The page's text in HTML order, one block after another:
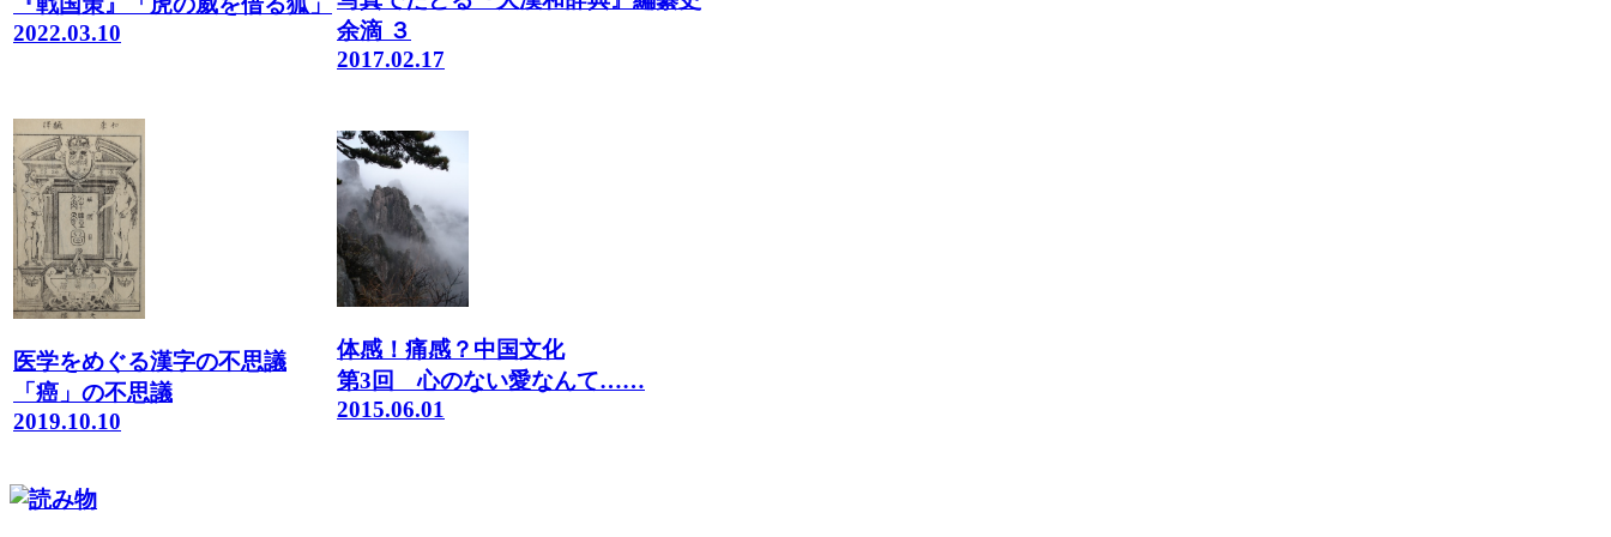
2022.03.10
余滴 ３
2017.02.17
医学をめぐる漢字の不思議
「癌」の不思議
2019.10.10
体感！痛感？中国文化
第3回 心のない愛なんて……
2015.06.01